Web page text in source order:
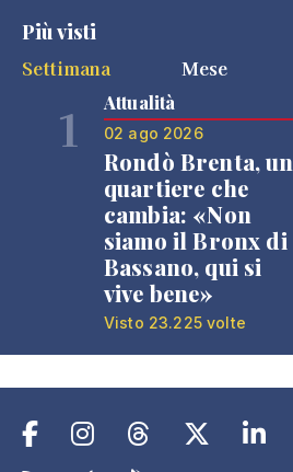
Più visti
Settimana
Mese
1 Attualità
02 ago 2026
Rondò Brenta, un
quartiere che
cambia: «Non
siamo il Bronx di
Bassano, qui si
vive bene»
Visto 23.225 volte